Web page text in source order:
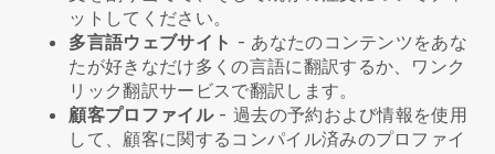
ットしてください。
多言語ウェブサイト - あなたのコンテンツをあな
たが好きなだけ多くの言語に翻訳するか、ワンク
リック翻訳サービスで翻訳します。
顧客プロファイル- 過去の予約および情報を使用
して、顧客に関するコンパイル済みのプロファイ